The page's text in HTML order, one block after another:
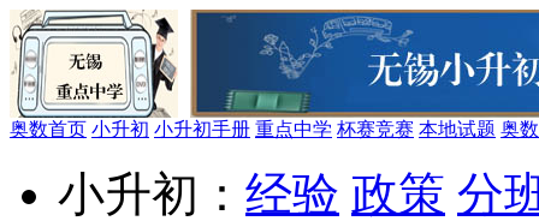
奥数首页 小升初 小升初手册 重点中学 杯赛竞赛 本地试题 奥
小升初： 经验 政策 分